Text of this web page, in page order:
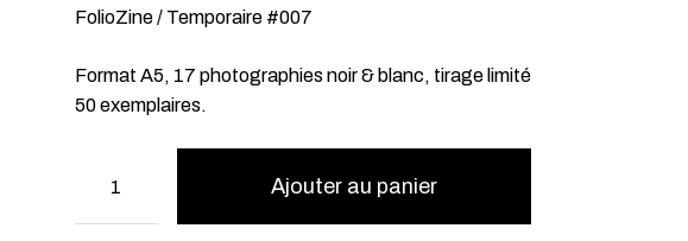
FolioZine / Temporaire #007
Format A5, 17 photographies noir & blanc, tirage limité
50 exemplaires.
Ajouter au panier